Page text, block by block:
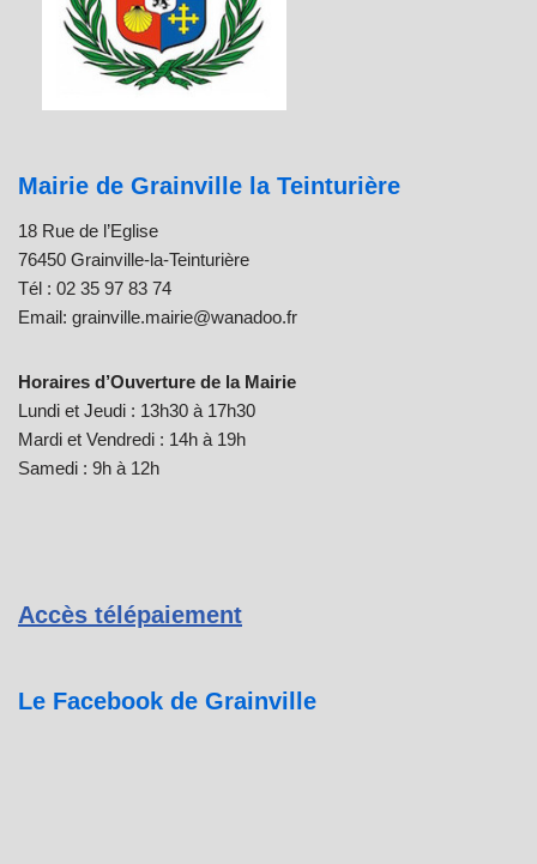
Mairie de Grainville la Teinturière
18 Rue de l’Eglise
76450 Grainville-la-Teinturière
Tél : 02 35 97 83 74
Email: grainville.mairie@wanadoo.fr
Horaires d’Ouverture de la Mairie
Lundi et Jeudi : 13h30 à 17h30
Mardi et Vendredi : 14h à 19h
Samedi : 9h à 12h
Accès télépaiement
Le Facebook de Grainville